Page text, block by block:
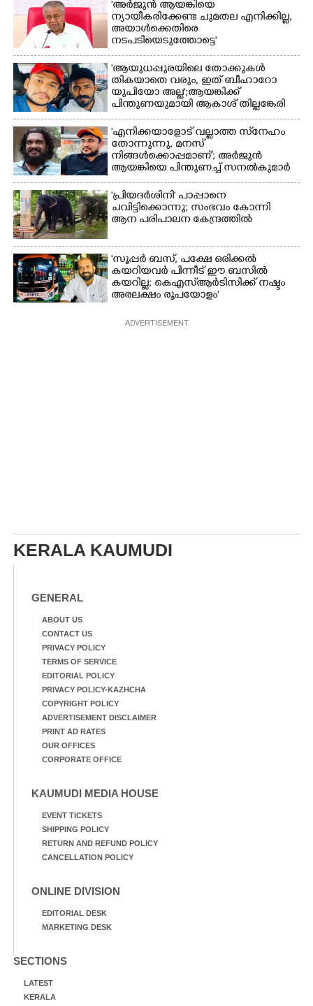
മത്സരത്തിനിടെ സിന്തറ്റിക്
ട്രാക്കിന് കുറുകെ ഓടുന്ന
നായകൾ.
'അർജുൻ ആയങ്കിയെ
ന്യായീകരിക്കേണ്ട ചുമതല എനിക്കില്ല,
അയാൾക്കെതിരെ
നടപടിയെടുത്തോട്ടെ'
'ആയുധപ്പുരയിലെ തോക്കുകൾ
തികയാതെ വരും, ഇത് ബീഹാറോ
യുപിയോ അല്ല';ആയങ്കിക്ക്
പിന്തുണയുമായി ആകാശ് തില്ലങ്കേരി
'എനിക്കയാളോട് വല്ലാത്ത സ്‌നേഹം
തോന്നുന്നു, മനസ്
നിങ്ങൾക്കൊപ്പമാണ്'; അർജുൻ
ആയങ്കിയെ പിന്തുണച്ച് സനൽകുമാർ
'പ്രിയദർശിനി' പാപ്പാനെ
ചവിട്ടിക്കൊന്നു; സംഭവം കോന്നി
ആന പരിപാലന കേന്ദ്രത്തിൽ
'സൂപ്പർ ബസ്, പക്ഷേ ഒരിക്കൽ
കയറിയവർ പിന്നീട് ഈ ബസിൽ
കയറില്ല; കെഎസ്ആർടിസിക്ക് നഷ്ടം
അരലക്ഷം രൂപയോളം'
ADVERTISEMENT
KERALA KAUMUDI
GENERAL
ABOUT US
CONTACT US
PRIVACY POLICY
TERMS OF SERVICE
EDITORIAL POLICY
PRIVACY POLICY-KAZHCHA
COPYRIGHT POLICY
ADVERTISEMENT DISCLAIMER
PRINT AD RATES
OUR OFFICES
CORPORATE OFFICE
KAUMUDI MEDIA HOUSE
EVENT TICKETS
SHIPPING POLICY
RETURN AND REFUND POLICY
CANCELLATION POLICY
ONLINE DIVISION
EDITORIAL DESK
MARKETING DESK
SECTIONS
LATEST
KERALA